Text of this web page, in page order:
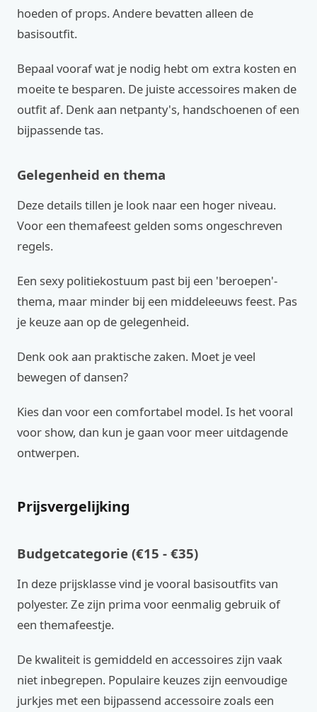
hoeden of props. Andere bevatten alleen de
basisoutfit.
Bepaal vooraf wat je nodig hebt om extra kosten en
moeite te besparen. De juiste accessoires maken de
outfit af. Denk aan netpanty's, handschoenen of een
bijpassende tas.
Gelegenheid en thema
Deze details tillen je look naar een hoger niveau.
Voor een themafeest gelden soms ongeschreven
regels.
Een sexy politiekostuum past bij een 'beroepen'-
thema, maar minder bij een middeleeuws feest. Pas
je keuze aan op de gelegenheid.
Denk ook aan praktische zaken. Moet je veel
bewegen of dansen?
Kies dan voor een comfortabel model. Is het vooral
voor show, dan kun je gaan voor meer uitdagende
ontwerpen.
Prijsvergelijking
Budgetcategorie (€15 - €35)
In deze prijsklasse vind je vooral basisoutfits van
polyester. Ze zijn prima voor eenmalig gebruik of
een themafeestje.
De kwaliteit is gemiddeld en accessoires zijn vaak
niet inbegrepen. Populaire keuzes zijn eenvoudige
jurkjes met een bijpassend accessoire zoals een